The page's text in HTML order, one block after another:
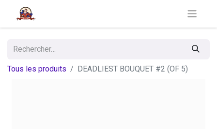
Tous les produits DEADLIEST BOUQUET #2 (OF 5)